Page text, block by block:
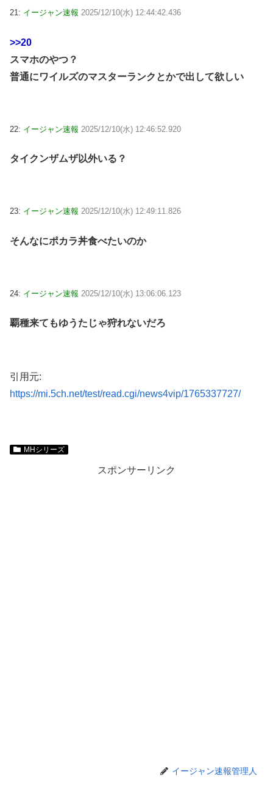
21: イージャン速報 2025/12/10(水) 12:44:42.436
>>20
スマホのやつ？
普通にワイルズのマスターランクとかで出して欲しい
22: イージャン速報 2025/12/10(水) 12:46:52.920
タイクンザムザ以外いる？
23: イージャン速報 2025/12/10(水) 12:49:11.826
そんなにポカラ丼食べたいのか
24: イージャン速報 2025/12/10(水) 13:06:06.123
覇種来てもゆうたじゃ狩れないだろ
引用元:
https://mi.5ch.net/test/read.cgi/news4vip/1765337727/
MHシリーズ
スポンサーリンク
イージャン速報管理人